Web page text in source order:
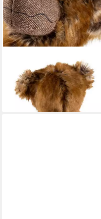
Kuscheltier Bär Claire de
Lune, BeastsTown (1-St)
74,95 €
lieferbar - in 3-4 Werktagen bei dir